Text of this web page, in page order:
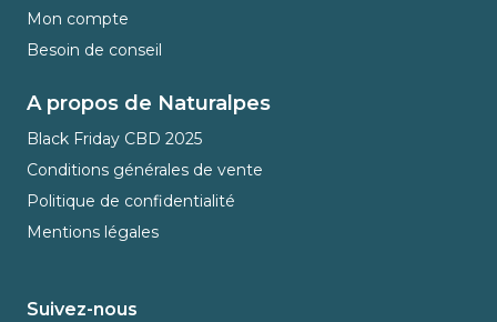
Mon compte
Besoin de conseil
A propos de Naturalpes
Black Friday CBD 2025
Conditions générales de vente
Politique de confidentialité
Mentions légales
Suivez-nous